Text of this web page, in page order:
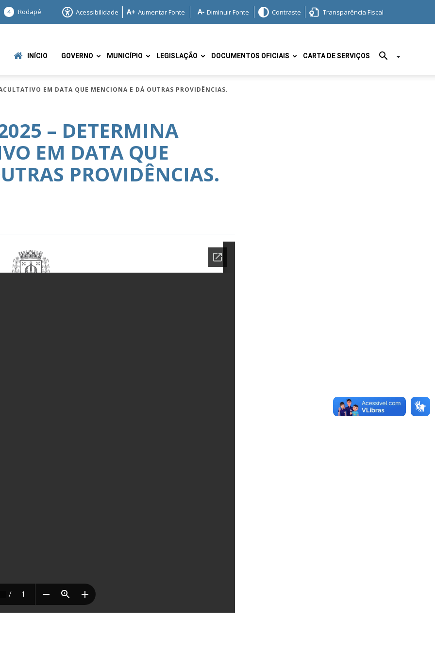
4 Rodapé Acessibilidade Aumentar Fonte Diminuir Fonte Contraste Transparência Fiscal
INÍCIO GOVERNO MUNICÍPIO LEGISLAÇÃO DOCUMENTOS OFICIAIS CARTA DE SERVIÇOS
EM DATA QUE MENCIONA E DÁ OUTRAS PROVIDÊNCIAS.
– DETERMINA
EM DATA QUE
PROVIDÊNCIAS.